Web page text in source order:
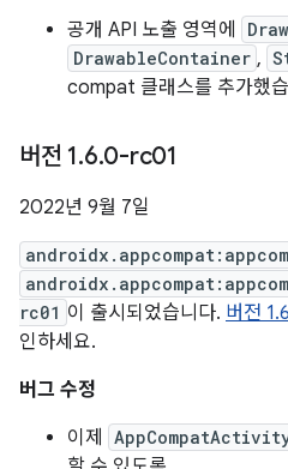
공개 API 노출 영역에
DrawableContainer ,
compat 클래스를 추가했
버전 1.6.0-rc01
2022년 9월 7일
rc01 이 출시되었습니다. 버전
인하세요.
버그 수정
이제